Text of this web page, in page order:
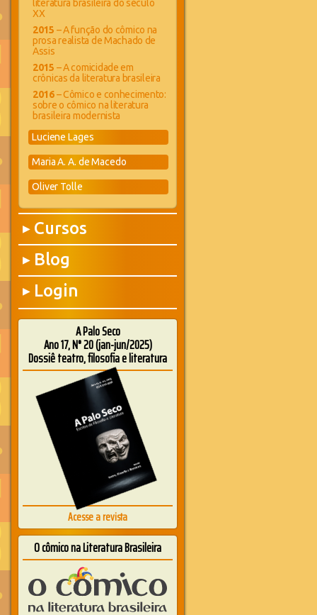
literatura brasileira do século
XX
2015 – A função do cômico na
prosa realista de Machado de
Assis
2015 – A comicidade em
crônicas da literatura brasileira
2016– Cômico e conhecimento:
sobre o cômico na literatura
brasileira modernista
Luciene Lages
Maria A. A. de Macedo
Oliver Tolle
▶ Cursos
▶ Blog
▶ Login
A Palo Seco
Ano 17, N° 20 (jan-jun/2025)
Dossiê teatro, filosofia e literatura
Acesse a revista
O cômico na Literatura Brasileira